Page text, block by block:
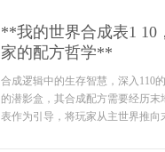
**我的世界合成表1 10
家的配方哲学**
合成逻辑中的生存智慧，深入110
的潜影盒，其合成配方需要经历
表作为引导，将玩家从主世界推